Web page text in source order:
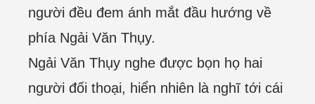
người đều đem ánh mắt đầu hướng về
phía Ngải Văn Thụy.
Ngải Văn Thụy nghe được bọn họ hai
người đối thoại, hiển nhiên là nghĩ tới cái